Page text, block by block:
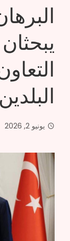
البلدين
يونيو 2, 2026